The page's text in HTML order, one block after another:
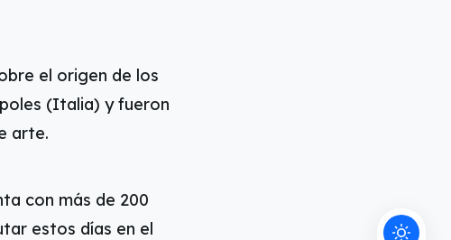
el origen de los
(Italia) y fueron
arte.
con más de 200
estos días en el